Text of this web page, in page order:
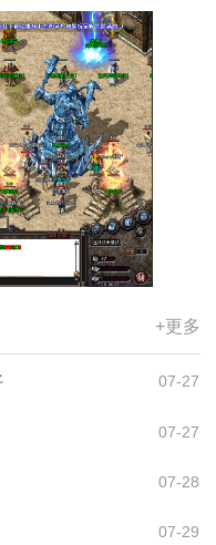
+更多
07-27
07-27
07-28
07-29